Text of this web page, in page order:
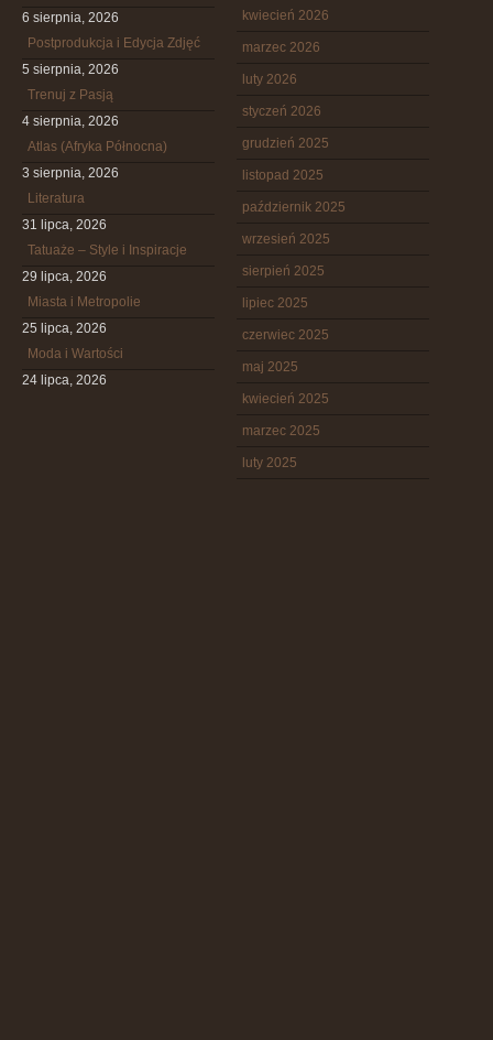
6 sierpnia, 2026
Postprodukcja i Edycja Zdjęć
5 sierpnia, 2026
Trenuj z Pasją
4 sierpnia, 2026
Atlas (Afryka Północna)
3 sierpnia, 2026
Literatura
31 lipca, 2026
Tatuaże – Style i Inspiracje
29 lipca, 2026
Miasta i Metropolie
25 lipca, 2026
Moda i Wartości
24 lipca, 2026
kwiecień 2026
marzec 2026
luty 2026
styczeń 2026
grudzień 2025
listopad 2025
październik 2025
wrzesień 2025
sierpień 2025
lipiec 2025
czerwiec 2025
maj 2025
kwiecień 2025
marzec 2025
luty 2025